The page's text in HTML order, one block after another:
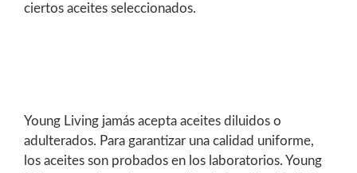
ciertos aceites seleccionados.
Young Living jamás acepta aceites diluidos o
adulterados. Para garantizar una calidad uniforme,
los aceites son probados en los laboratorios. Young